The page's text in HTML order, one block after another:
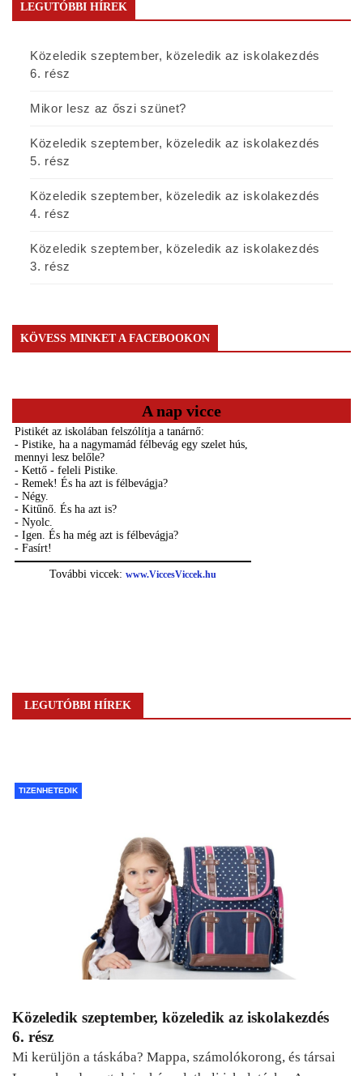
LEGUTÓBBI HÍREK
Közeledik szeptember, közeledik az iskolakezdés
6. rész
Mikor lesz az őszi szünet?
Közeledik szeptember, közeledik az iskolakezdés
5. rész
Közeledik szeptember, közeledik az iskolakezdés
4. rész
Közeledik szeptember, közeledik az iskolakezdés
3. rész
KÖVESS MINKET A FACEBOOKON
A nap vicce
LEGUTÓBBI HÍREK
TIZENHETEDIK
Közeledik szeptember, közeledik az iskolakezdés
6. rész
Mi kerüljön a táskába? Mappa, számolókorong, és társai